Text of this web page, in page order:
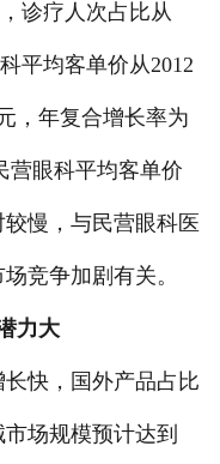
诊疗人次占比从
平均客单价从2012
，年复合增长率为
营眼科平均客单价
慢，与民营眼科医
竞争加剧有关。
力大
快，国外产品占比
场规模预计达到